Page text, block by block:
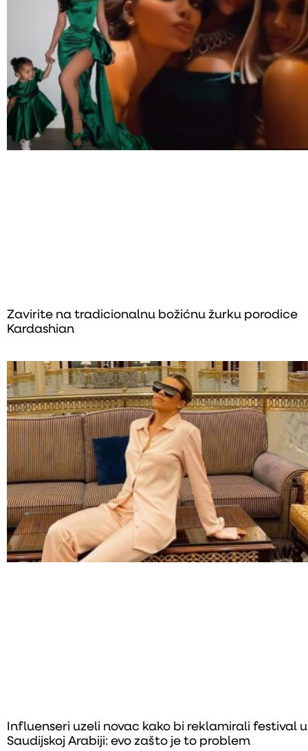
Zavirite na tradicionalnu božićnu žurku porodice
Kardashian
Influenseri uzeli novac kako bi reklamirali festival u
Saudijskoj Arabiji: evo zašto je to problem